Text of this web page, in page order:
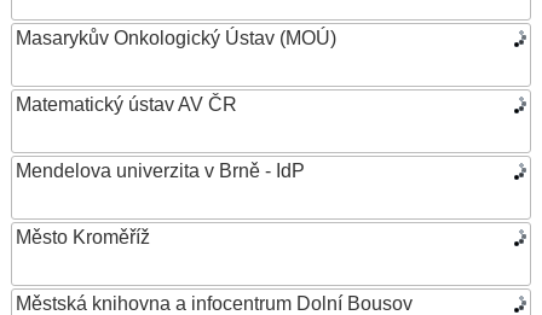
Masarykův Onkologický Ústav (MOÚ)
Matematický ústav AV ČR
Mendelova univerzita v Brně - IdP
Město Kroměříž
Městská knihovna a infocentrum Dolní Bousov